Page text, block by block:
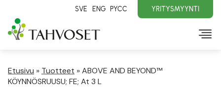
SVE ENG PYCC YRITYSMYYNTI
Etusivu » Tuotteet »ABOVE AND BEYOND™
KÖYNNÖSRUUSU; FE; At 3 L